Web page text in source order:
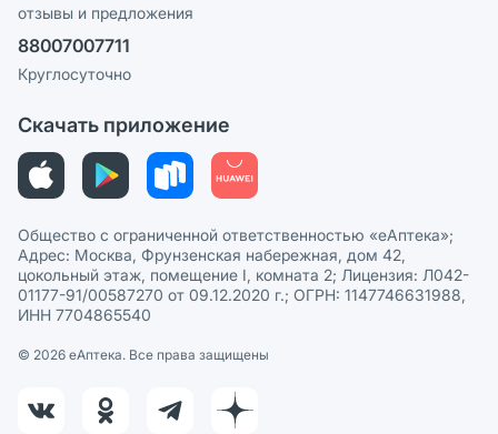
Ваши товары на ЕАПТЕКЕ
Политика конфиденциальности
Пользовательское соглашение
Политика рекомендаций
Этика и соответствие
Политика в отношении обработки персональных данных
отзывы и предложения
88007007711
Круглосуточно
Скачать приложение
Общество с ограниченной ответственностью «еАптека»;
Адрес: Москва, Фрунзенская набережная, дом 42,
цокольный этаж, помещение I, комната 2; Лицензия: Л042-
01177-91/00587270 от 09.12.2020 г.; ОГРН: 1147746631988,
ИНН 7704865540
© 2026 eАптека. Все права защищены